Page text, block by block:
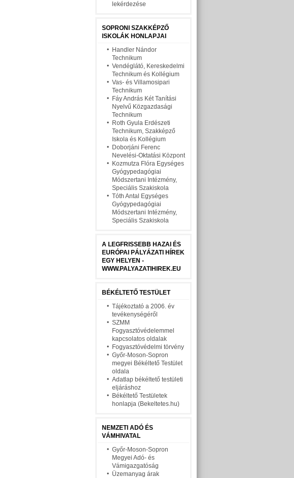
lekérdezése
SOPRONI SZAKKÉPZŐ
ISKOLÁK HONLAPJAI
Handler Nándor
Technikum
Vendéglátó, Kereskedelmi
Technikum és Kollégium
Vas- és Villamosipari
Technikum
Fáy András Két Tanítási
Nyelvű Közgazdasági
Technikum
Roth Gyula Erdészeti
Technikum, Szakképző
Iskola és Kollégium
Doborjáni Ferenc
Nevelési-Oktatási Központ
Kozmutza Flóra Egységes
Gyógypedagógiai
Módszertani Intézmény,
Speciális Szakiskola
Tóth Antal Egységes
Gyógypedagógiai
Módszertani Intézmény,
Speciális Szakiskola
A LEGFRISSEBB HAZAI ÉS
EURÓPAI PÁLYÁZATI HÍREK
EGY HELYEN -
WWW.PALYAZATIHIREK.EU
BÉKÉLTETŐ TESTÜLET
Tájékoztató a 2006. év
tevékenységéről
SZMM
Fogyasztóvédelemmel
kapcsolatos oldalak
Fogyasztóvédelmi törvény
Győr-Moson-Sopron
megyei Békéltető Testület
oldala
Adatlap békéltető testületi
eljáráshoz
Békéltető Testületek
honlapja (Bekeltetes.hu)
NEMZETI ADÓ ÉS
VÁMHIVATAL
Győr-Moson-Sopron
Megyei Adó- és
Vámigazgatóság
Üzemanyag árak